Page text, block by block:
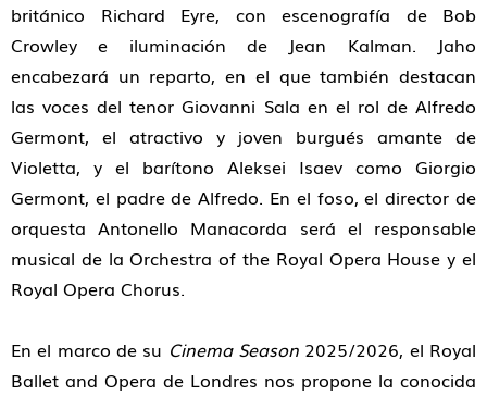
británico Richard Eyre, con escenografía de Bob
Crowley e iluminación de Jean Kalman. Jaho
encabezará un reparto, en el que también destacan
las voces del tenor Giovanni Sala en el rol de Alfredo
Germont, el atractivo y joven burgués amante de
Violetta, y el barítono Aleksei Isaev como Giorgio
Germont, el padre de Alfredo. En el foso, el director de
orquesta Antonello Manacorda será el responsable
musical de la Orchestra of the Royal Opera House y el
Royal Opera Chorus.
En el marco de su Cinema Season 2025/2026, el Royal
Ballet and Opera de Londres nos propone la conocida